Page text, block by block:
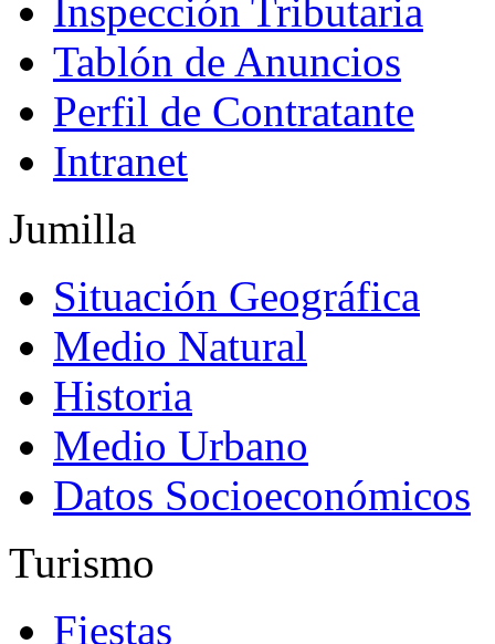
Inspección Tributaria
Tablón de Anuncios
Perfil de Contratante
Intranet
Jumilla
Situación Geográfica
Medio Natural
Historia
Medio Urbano
Datos Socioeconómicos
Turismo
Fiestas